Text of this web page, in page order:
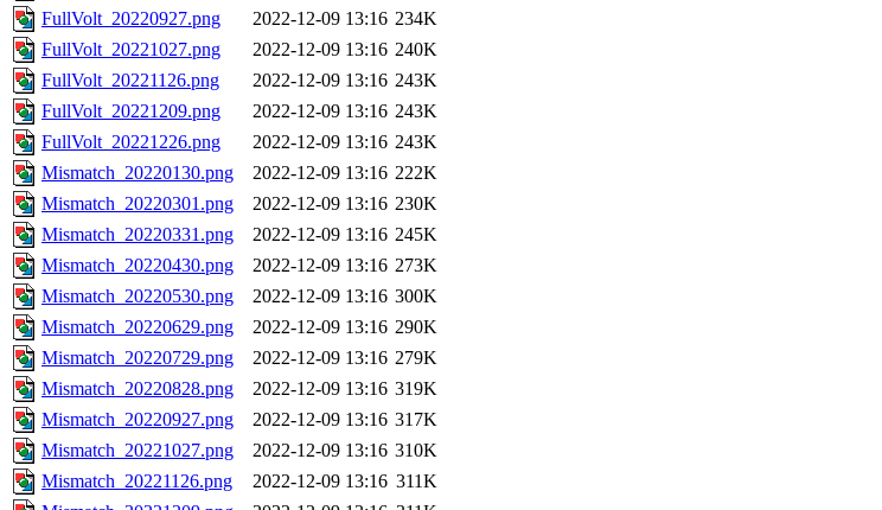
FullVolt_20220927.png
2022-12-09 13:16 234K
FullVolt_20221027.png
2022-12-09 13:16 240K
FullVolt_20221126.png
2022-12-09 13:16 243K
FullVolt_20221209.png
2022-12-09 13:16 243K
FullVolt_20221226.png
2022-12-09 13:16 243K
Mismatch_20220130.png
2022-12-09 13:16 222K
Mismatch_20220301.png
2022-12-09 13:16 230K
Mismatch_20220331.png
2022-12-09 13:16 245K
Mismatch_20220430.png
2022-12-09 13:16 273K
Mismatch_20220530.png
2022-12-09 13:16 300K
Mismatch_20220629.png
2022-12-09 13:16 290K
Mismatch_20220729.png
2022-12-09 13:16 279K
Mismatch_20220828.png
2022-12-09 13:16 319K
Mismatch_20220927.png
2022-12-09 13:16 317K
Mismatch_20221027.png
2022-12-09 13:16 310K
Mismatch_20221126.png
2022-12-09 13:16 311K